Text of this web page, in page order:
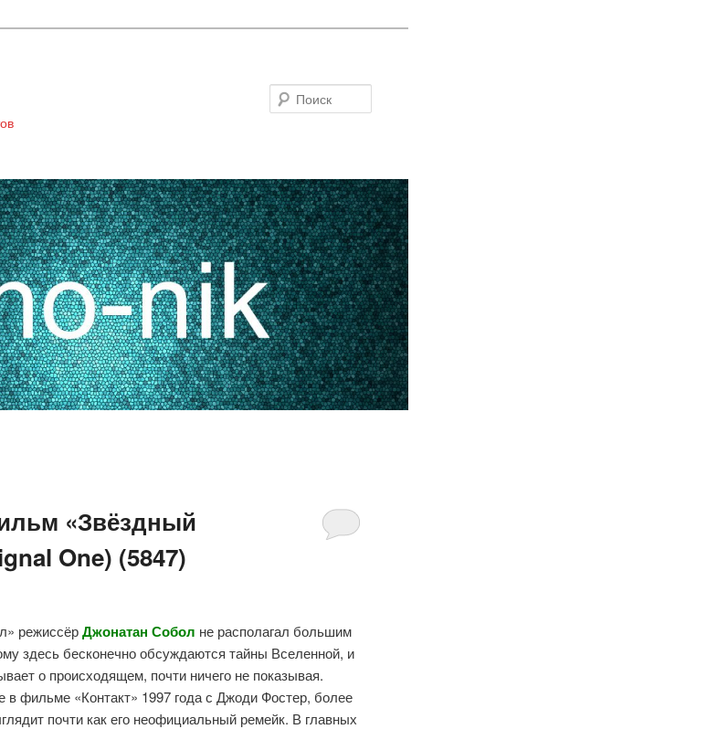
«Звёздный
One) (5847)
режиссёрДжонатан Собол не располагал большим
здесь бесконечно обсуждаются тайны Вселенной, и
о происходящем, почти ничего не показывая.
в фильме «Контакт» 1997 года с Джоди Фостер, более
почти как его неофициальный ремейк. В главных